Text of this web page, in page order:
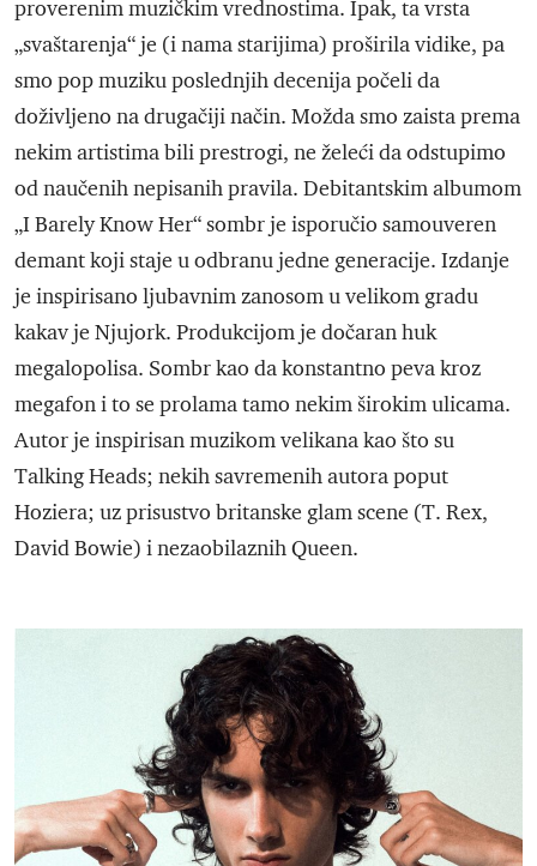
proverenim muzičkim vrednostima. Ipak, ta vrsta
„svaštarenja“ je (i nama starijima) proširila vidike, pa
smo pop muziku poslednjih decenija počeli da
doživljeno na drugačiji način. Možda smo zaista prema
nekim artistima bili prestrogi, ne želeći da odstupimo
od naučenih nepisanih pravila. Debitantskim albumom
„I Barely Know Her“ sombr je isporučio samouveren
demant koji staje u odbranu jedne generacije. Izdanje
je inspirisano ljubavnim zanosom u velikom gradu
kakav je Njujork. Produkcijom je dočaran huk
megalopolisa. Sombr kao da konstantno peva kroz
megafon i to se prolama tamo nekim širokim ulicama.
Autor je inspirisan muzikom velikana kao što su
Talking Heads; nekih savremenih autora poput
Hoziera; uz prisustvo britanske glam scene (T. Rex,
David Bowie) i nezaobilaznih Queen.